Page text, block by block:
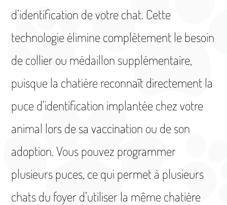
d’identification de votre chat. Cette
technologie élimine complètement le besoin
de collier ou médaillon supplémentaire,
puisque la chatière reconnaît directement la
puce d’identification implantée chez votre
animal lors de sa vaccination ou de son
adoption. Vous pouvez programmer
plusieurs puces, ce qui permet à plusieurs
chats du foyer d’utiliser la même chatière